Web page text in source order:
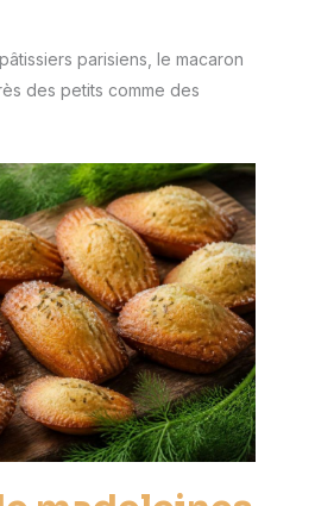
parisiens, le macaron
des petits comme des